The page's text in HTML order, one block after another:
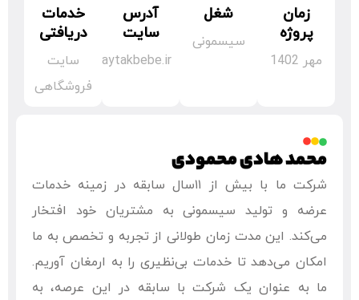
زمان
پروژه
مهر 1402
شغل
سیسمونی
آدرس
سایت
aytakbebe.ir
خدمات
دریافتی
سایت
فروشگاهی
محمد هادی محمودی
شرکت ما با بیش از ۱۱سال سابقه در زمینه خدمات
عرضه و تولید سیسمونی به مشتریان خود افتخار
می‌کند. این مدت زمان طولانی از تجربه و تخصص به ما
امکان می‌دهد تا خدمات بی‌نظیری را به ارمغان آوریم.
ما به عنوان یک شرکت با سابقه در این عرصه، به